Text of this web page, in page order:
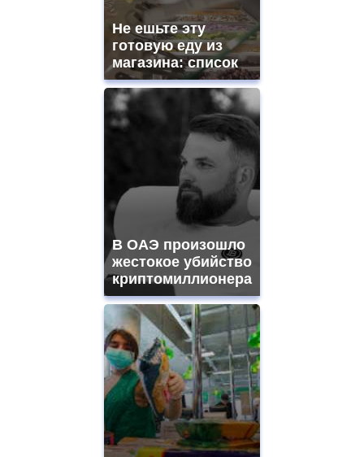
Не ешьте эту
готовую еду из
магазина: список
В ОАЭ произошло
жестокое убийство
криптомиллионера